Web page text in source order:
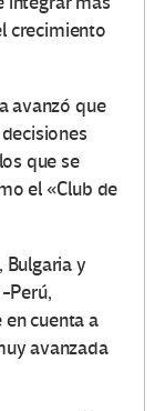
crecimiento
avanzó que
que se
el «Club de
y
Perú,
cuenta a
avanzada